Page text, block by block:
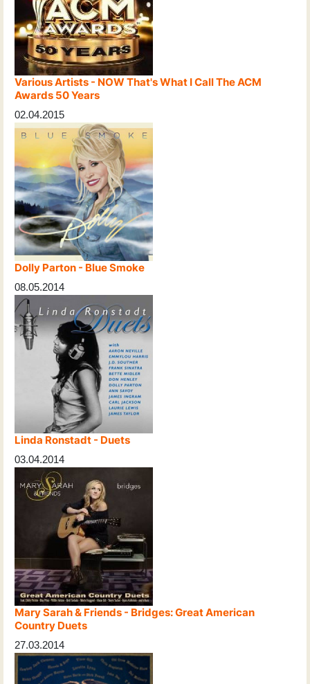
Various Artists - NOW That's What I Call The ACM
Awards 50 Years
02.04.2015
Dolly Parton - Blue Smoke
08.05.2014
Linda Ronstadt - Duets
03.04.2014
Mary Sarah & Friends - Bridges: Great American
Country Duets
27.03.2014